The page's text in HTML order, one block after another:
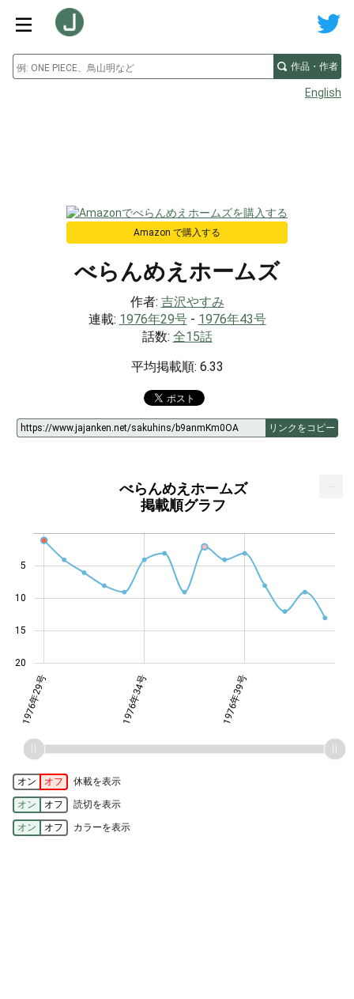
作品・作者
English
Amazon で購入する
べらんめえホームズ
作者: 吉沢やすみ
連載: 1976年29号- 1976年43号
話数: 全15話
平均掲載順: 6.33
リンクをコピー
べらんめえホームズ
掲載順グラフ
14
10
20
15
5
1976年29号 1976年34号 1976年39号
...
オン オフ 休載を表示
オン オフ 読切を表示
オン オフ カラーを表示